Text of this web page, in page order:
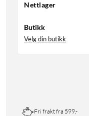
Nettlager
Butikk
Velg din butikk
Fri frakt fra 599,-